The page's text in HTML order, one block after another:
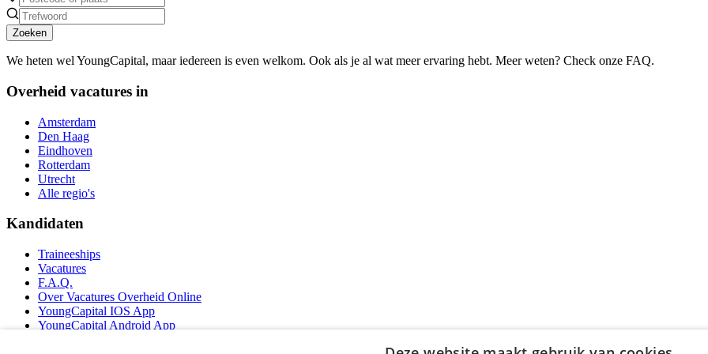
Zoeken
We heten wel YoungCapital, maar iedereen is even welkom. Ook als je al wat meer ervaring hebt. Meer weten? Check onze FAQ.
Overheid vacatures in
Amsterdam
Den Haag
Eindhoven
Rotterdam
Utrecht
Alle regio's
Kandidaten
Traineeships
Vacatures
F.A.Q.
Over Vacatures Overheid Online
YoungCapital IOS App
YoungCapital Android App